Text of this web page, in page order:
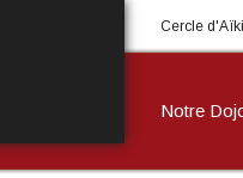
Cercle
Notre